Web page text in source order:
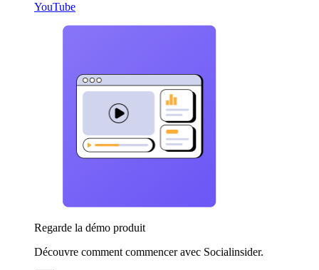
YouTube
Regarde la démo produit
Découvre comment commencer avec Socialinsider.